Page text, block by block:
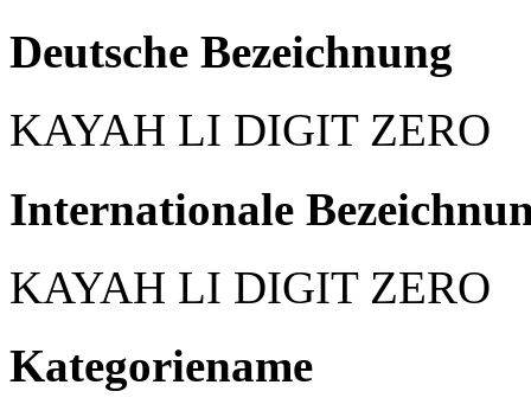
Deutsche Bezeichnung
KAYAH LI DIGIT ZERO
Internationale
KAYAH LI DIGIT ZERO
Kategoriename